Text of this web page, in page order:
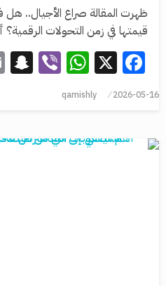
ظهرت المقالة صراع الأجيال.. هل
قيمتها في زمن التحولات
Facebook
X
2026-05-16
qamishly